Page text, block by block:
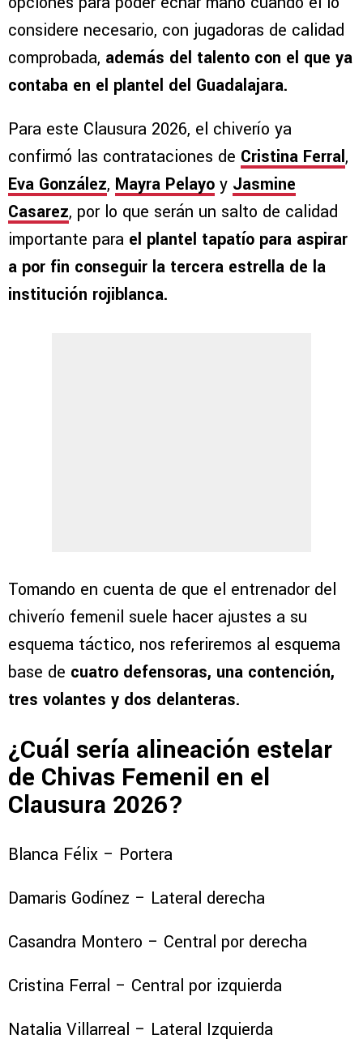
considere necesario, con jugadoras de calidad
comprobada, además del talento con el que ya
contaba en el plantel del Guadalajara.
Para este Clausura 2026, el chiverío ya
confirmó las contrataciones de Cristina Ferral,
Eva González, Mayra Pelayo y Jasmine
Casarez, por lo que serán un salto de calidad
importante para el plantel tapatío para aspirar
a por fin conseguir la tercera estrella de la
institución rojiblanca.
Tomando en cuenta de que el entrenador del
chiverío femenil suele hacer ajustes a su
esquema táctico, nos referiremos al esquema
base de cuatro defensoras, una contención,
tres volantes y dos delanteras.
¿Cuál sería alineación estelar
de Chivas Femenil en el
Clausura 2026?
Blanca Félix – Portera
Damaris Godínez – Lateral derecha
Casandra Montero – Central por derecha
Cristina Ferral – Central por izquierda
Natalia Villarreal – Lateral Izquierda